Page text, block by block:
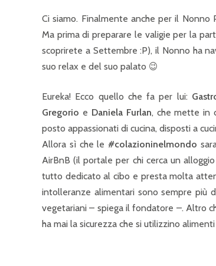
Ci siamo. Finalmente anche per il
Ma prima di preparare le valigie per la
scoprirete a Settembre :P), il Nonno ha
suo relax e del suo palato 😉
Eureka! Ecco quello che fa per lui:
Gregorio e Daniela Furlan, che mette in
posto appassionati di cucina, disposti a
Allora sì che le #colazioninelmondo
AirBnB (il portale per chi cerca un
tutto dedicato al cibo e presta molta
intolleranze alimentari sono sempre più
vegetariani – spiega il fondatore –. Altro
ha mai la sicurezza che si utilizzino